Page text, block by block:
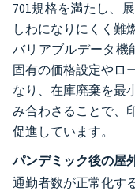
701規格を満たし、
しわになりにくく難
バリアブルデータ機
固有の価格設定やロ
なり、在庫廃棄を最
み合わさることで、
促進しています。
パンデミック後の屋
通勤者数が正常化す